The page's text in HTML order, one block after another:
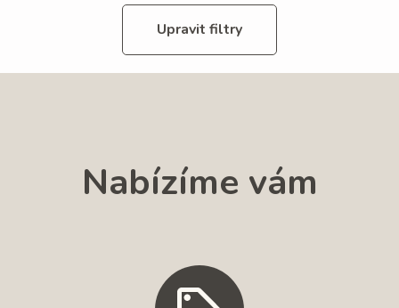
Upravit filtry
Nabízíme vám